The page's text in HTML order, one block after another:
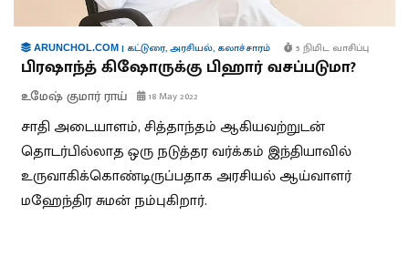
ARUNCHOL.COM | கட்டுரை,அரசியல், கலாச்சாரம் 5 நிமிட வாசிப்பு
பிரஷாந்த் கிஷோருக்கு பிஹார் வசப்படுமா?
உமேஷ் குமார் ராய் 18 May 2022
சாதி அடையாளம், சித்தாந்தம் ஆகியவற்றுடன்
தொடர்பில்லாத ஒரு நடுத்தர வர்க்கம் இந்தியாவில்
உருவாகிக்கொண்டிருப்பதாக அரசியல் ஆய்வாளர்
மஹேந்திர சுமன் நம்புகிறார்.